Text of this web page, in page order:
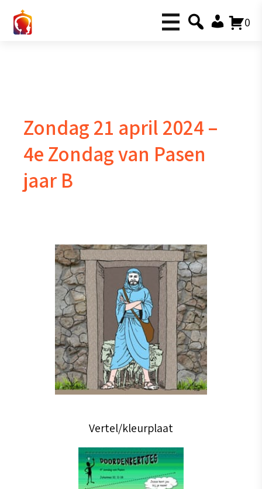
0
Zondag 21 april 2024 –
4e Zondag van Pasen
jaar B
Vertel/kleurplaat